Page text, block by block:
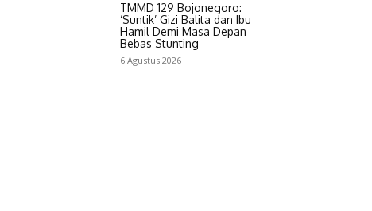
TMMD 129 Bojonegoro:
‘Suntik’ Gizi Balita dan Ibu
Hamil Demi Masa Depan
Bebas Stunting
6 Agustus 2026